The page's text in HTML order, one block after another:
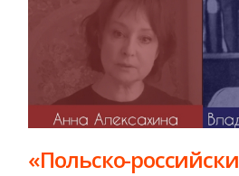
«Польско-